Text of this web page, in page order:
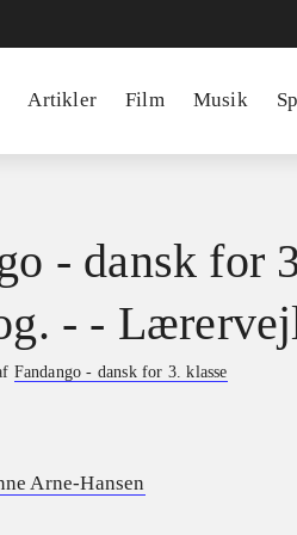
Artikler Film Musik
- dansk for
- -
Fandango - dansk for 3. klasse
Arne-Hansen